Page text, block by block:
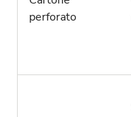
perforato